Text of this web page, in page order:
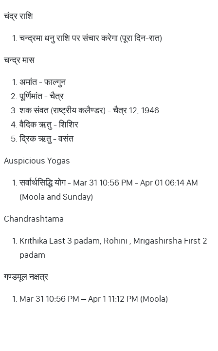
चंद्र राशि
चन्द्रमा धनु राशि पर संचार करेगा (पूरा दिन-रात)
चन्द्र मास
अमांत - फाल्गुन
पूर्णिमांत - चैत्र
शक संवत (राष्ट्रीय कलैण्डर) - चैत्र 12, 1946
वैदिक ऋतु - शिशिर
द्रिक ऋतु - वसंत
Auspicious Yogas
सर्वार्थसिद्धि योग - Mar 31 10:56 PM - Apr 01 06:14 AM
(Moola and Sunday)
Chandrashtama
Krithika Last 3 padam, Rohini , Mrigashirsha First 2
padam
गण्डमूल नक्षत्र
Mar 31 10:56 PM – Apr 1 11:12 PM (Moola)